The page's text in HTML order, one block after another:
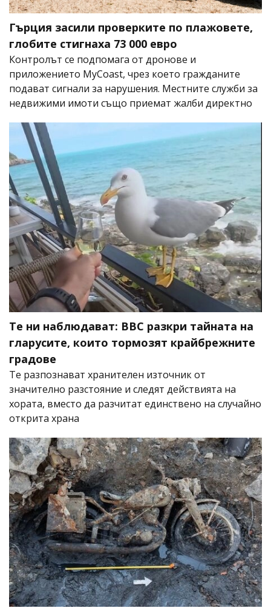
Гърция засили проверките по плажовете,
глобите стигнаха 73 000 евро
Контролът се подпомага от дронове и
приложението MyCoast, чрез което гражданите
подават сигнали за нарушения. Местните служби за
недвижими имоти също приемат жалби директно
Те ни наблюдават: BBC разкри тайната на
гларусите, които тормозят крайбрежните
градове
Те разпознават хранителен източник от
значително разстояние и следят действията на
хората, вместо да разчитат единствено на случайно
открита храна